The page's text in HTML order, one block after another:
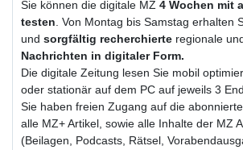
Sie können die digitale MZ 4 Wochen mit
testen. Von Montag bis Samstag erhalten
und sorgfältig recherchierte regionale
Nachrichten in digitaler Form.
Die digitale Zeitung lesen Sie mobil
oder stationär auf dem PC auf jeweils 3
Sie haben freien Zugang auf die
alle MZ+ Artikel, sowie alle Inhalte der MZ
(Beilagen, Podcasts, Rätsel,